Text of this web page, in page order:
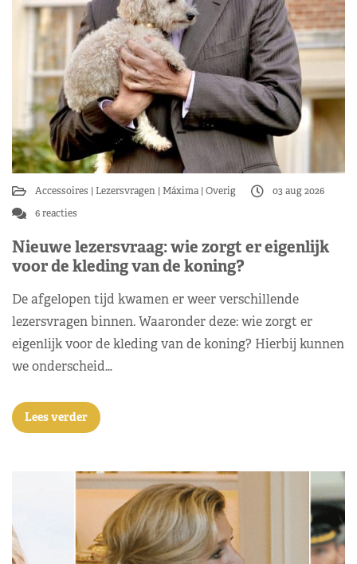
Accessoires Lezersvragen Máxima Overig
03 aug 2026
6 reacties
Nieuwe lezersvraag: wie zorgt er eigenlijk
voor de kleding van de koning?
De afgelopen tijd kwamen er weer verschillende
lezersvragen binnen. Waaronder deze: wie zorgt er
eigenlijk voor de kleding van de koning? Hierbij kunnen
we onderscheid…
Lees verder